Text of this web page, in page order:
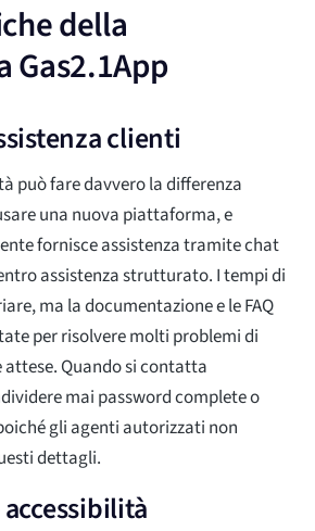
della
clienti
può fare davvero la differenza
una nuova piattaforma, e
fornisce assistenza tramite chat
assistenza strutturato. I tempi di
ma la documentazione e le FAQ
per risolvere molti problemi di
Quando si contatta
mai password complete o
gli agenti autorizzati non
dettagli.